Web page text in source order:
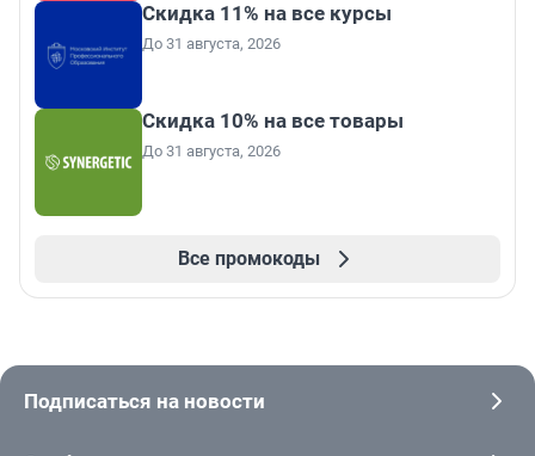
Скидка 11% на все курсы
До 31 августа, 2026
Скидка 10% на все товары
До 31 августа, 2026
Все промокоды
Подписаться на новости